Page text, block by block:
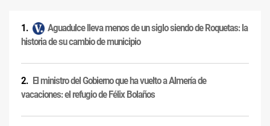
Aguadulce lleva menos de un siglo siendo de Roquetas: la
historia de su cambio de municipio
El ministro del Gobierno que ha vuelto a Almería de
vacaciones: el refugio de Félix Bolaños